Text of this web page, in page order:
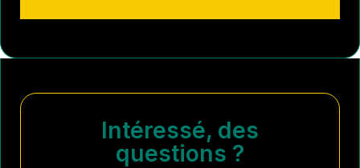
Intéressé, des
questions ?